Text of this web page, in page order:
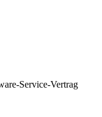
Service-Vertrag